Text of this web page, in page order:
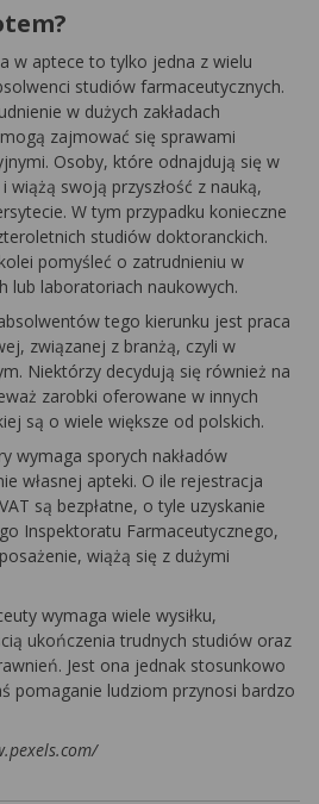
w aptece to tylko jedna z wielu
studiów farmaceutycznych.
w dużych zakładach
zajmować się sprawami
Osoby, które odnajdują się w
wiążą swoją przyszłość z nauką,
W tym przypadku konieczne
studiów doktoranckich.
pomyśleć o zatrudnieniu w
lub laboratoriach naukowych.
tego kierunku jest praca
związanej z branżą, czyli w
Niektórzy decydują się również na
zarobki oferowane w innych
są o wiele większe od polskich.
wymaga sporych nakładów
własnej apteki. O ile rejestracja
są bezpłatne, o tyle uzyskanie
Inspektoratu Farmaceutycznego,
wiążą się z dużymi
wymaga wiele wysiłku,
ukończenia trudnych studiów oraz
Jest ona jednak stosunkowo
pomaganie ludziom przynosi bardzo